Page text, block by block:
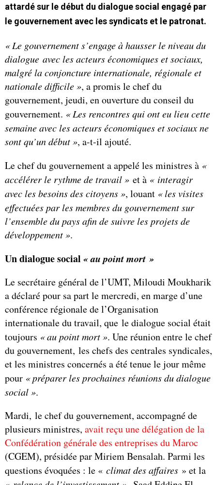
attardé sur le début du dialogue social engagé par
le gouvernement avec les syndicats et le patronat.
« Le gouvernement s’engage à hausser le niveau du
dialogue avec les acteurs économiques et sociaux,
malgré la conjoncture internationale, régionale et
nationale difficile », a promis le chef du
gouvernement, jeudi, en ouverture du conseil du
gouvernement. « Les rencontres qui ont eu lieu cette
semaine avec les acteurs économiques et sociaux ne
sont qu’un début », a-t-il ajouté.
Le chef du gouvernement a appelé les ministres à «
accélérer le rythme de travail » et à « interagir
avec les besoins des citoyens », louant « les visites
effectuées par les membres du gouvernement sur
l’ensemble du pays afin de suivre les projets de
développement ».
Un dialogue social « au point mort »
Le secrétaire général de l’UMT, Miloudi Moukharik
a déclaré pour sa part le mercredi, en marge d’une
conférence régionale de l’Organisation
internationale du travail, que le dialogue social était
toujours « au point mort ». Une réunion entre le chef
du gouvernement, les chefs des centrales syndicales,
et les ministres concernés a été tenue le jour même
pour « préparer les prochaines réunions du dialogue
social ».
Mardi, le chef du gouvernement, accompagné de
plusieurs ministres, avait reçu une délégation de la
Confédération générale des entreprises du Maroc
(CGEM), présidée par Miriem Bensalah. Parmi les
questions évoquées : le « climat des affaires » et la